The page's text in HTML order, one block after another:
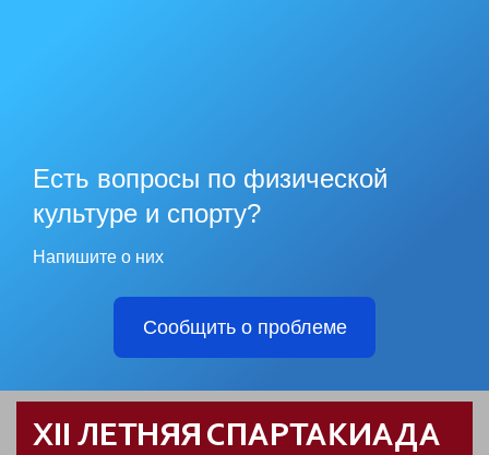
Есть вопросы по физической
культуре и спорту?
Напишите о них
Сообщить о проблеме
XII ЛЕТНЯЯ СПАРТАКИАДА